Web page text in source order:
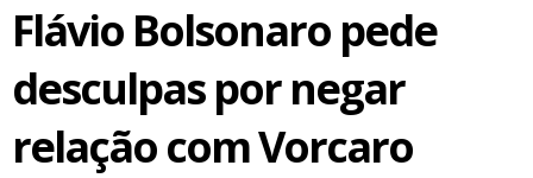
Flávio Bolsonaro pede
desculpas por negar
relação com Vorcaro